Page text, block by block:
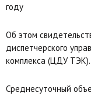
году
Об этом
диспетчерского
комплекса (ЦДУ ТЭК).
Среднесуточный